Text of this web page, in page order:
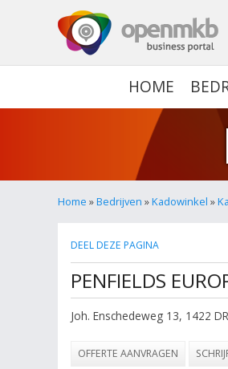
HOME
Home »Bedrijven »Kadowinkel »
DEEL DEZE PAGINA
PENFIELDS
Joh. Enschedeweg 13, 1422 DR
OFFERTE AANVRAGEN